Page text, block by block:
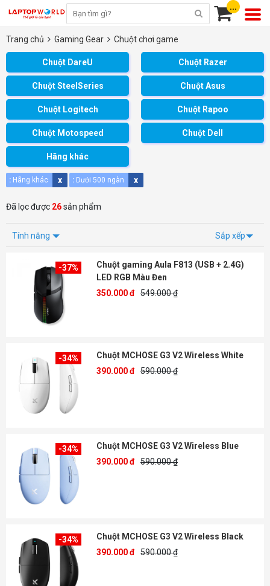
...
Trang chủ Gaming Gear Chuột chơi game
Chuột DareU Chuột Razer
Chuột SteelSeries Chuột Asus
Chuột Logitech Chuột Rapoo
Chuột Motospeed Chuột Dell
Hãng khác
: Hãng khác x : Dưới 500 ngàn x
Đã lọc được 26sản phẩm
Tính năng Sắp xếp
-37%
Chuột gaming Aula F813 (USB + 2.4G)
LED RGB Màu Đen
350.000 đ 549.000 ₫
-34%
Chuột MCHOSE G3 V2 Wireless White
390.000 đ 590.000 ₫
-34%
Chuột MCHOSE G3 V2 Wireless Blue
390.000 đ 590.000 ₫
-34%
Chuột MCHOSE G3 V2 Wireless Black
390.000 đ 590.000 ₫